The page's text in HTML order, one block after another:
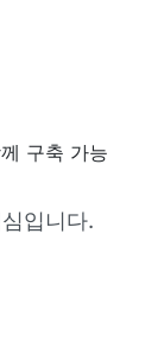
구축 가능
입니다.